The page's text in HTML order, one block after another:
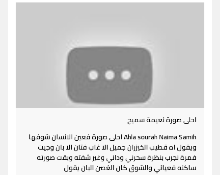
احلى صورة نعيمة سميح
Ahla sourah Naima Samih احلى صورة فعين الانسان شوفها
ويقول اه قطيب الخيزران جميل الا غاب فتان الا بان وجيت
فمرة نجرب بنظرة سحرني وداني وغير شفته وبقت صورته
ساكنه فعياني والشوق كان الغصن البان يقول